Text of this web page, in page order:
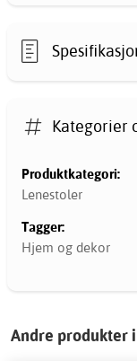
Kategorier
Produktkategori:
Lenestoler
Tagger:
Hjem og dekor
Andre produkter